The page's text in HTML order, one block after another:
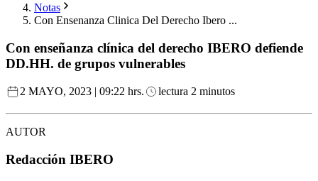
Notas
Con Ensenanza Clinica Del Derecho Ibero ...
Con enseñanza clínica del derecho IBERO defiende
DD.HH. de grupos vulnerables
2 MAYO, 2023 | 09:22 hrs. lectura 2 minutos
AUTOR
Redacción IBERO